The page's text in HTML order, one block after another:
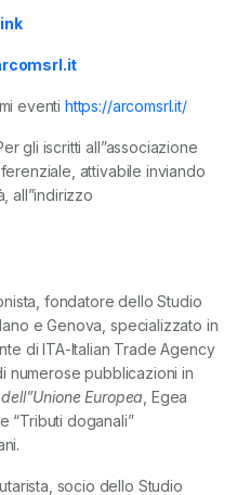
eventi https://arcomsrl.it/
gli iscritti all”associazione
attivabile inviando
all”indirizzo
fondatore dello Studio
e Genova, specializzato in
di ITA-Italian Trade Agency
numerose pubblicazioni in
Europea , Egea
“Tributi doganali”
socio dello Studio